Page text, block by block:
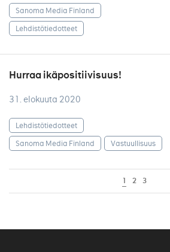
Sanoma Media Finland
Lehdistötiedotteet
Hurraa ikäpositiivisuus!
31. elokuuta 2020
Lehdistötiedotteet
Sanoma Media Finland
Vastuullisuus
1 2 3